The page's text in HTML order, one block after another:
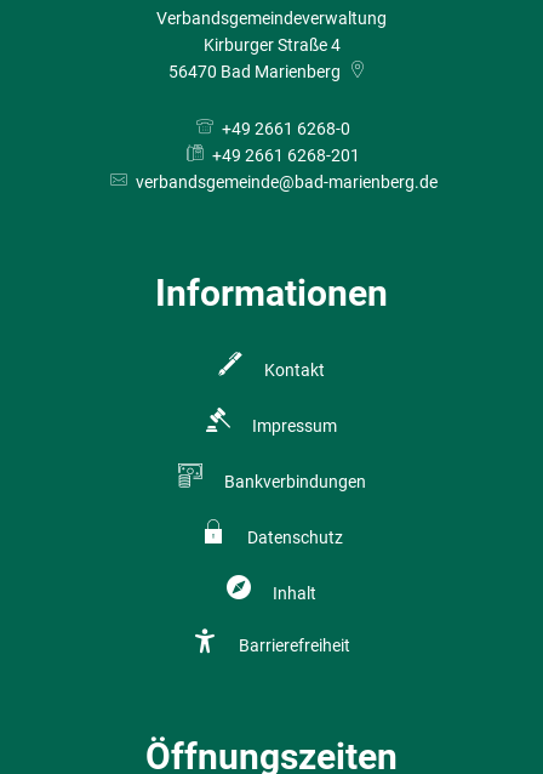
Verbandsgemeindeverwaltung
Kirburger Straße 4
56470 Bad Marienberg
+49 2661 6268-0
+49 2661 6268-201
verbandsgemeinde@bad-marienberg.de
Informationen
Kontakt
Impressum
Bankverbindungen
Datenschutz
Inhalt
Barrierefreiheit
Öffnungszeiten